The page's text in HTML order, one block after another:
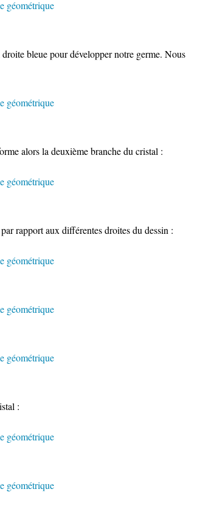
bleue pour développer notre germe. Nous
alors la deuxième branche du cristal :
rapport aux différentes droites du dessin :
: